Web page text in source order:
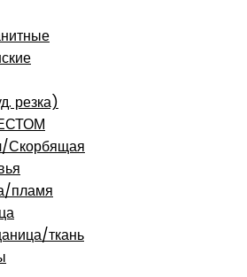
резка)
Скорбящая
пламя
ткань